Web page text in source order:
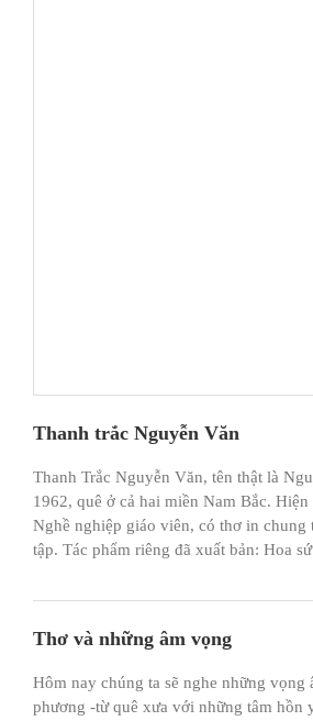
Thanh trắc Nguyễn Văn
Thanh Trắc Nguyễn Văn, tên thật là
1962, quê ở cả hai miền Nam Bắc. Hiện
Nghề nghiệp giáo viên, có thơ in chung
tập. Tác phẩm riêng đã xuất bản: Hoa
Thơ và những âm vọng
Hôm nay chúng ta sẽ nghe những vọng
phương -từ quê xưa với những tâm hồn